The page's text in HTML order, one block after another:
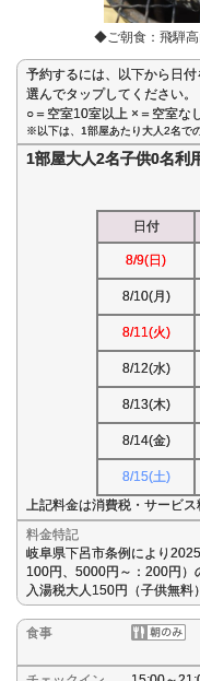
◆ご朝食：飛騨高
予約するには、以下から日付
選んでタップしてください。
○＝空室10室以上 ×＝空室な
※以下は、1部屋あたり大人2名で
1部屋大人2名子供0名利
日付
8/9(日)
8/10(月)
8/11(火)
8/12(水)
8/13(木)
8/14(金)
8/15(土)
上記料金は消費税・サービス
料金特記
岐阜県下呂市条例により
100円、5000円～：200円）
入湯税大人150円（子供無料
食事